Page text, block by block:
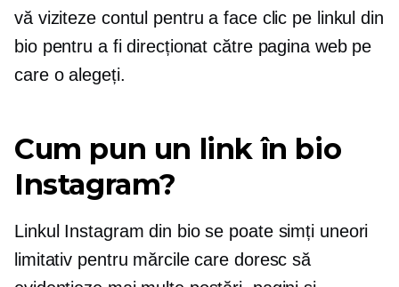
vă viziteze contul pentru a face clic pe linkul din
bio pentru a fi direcționat către pagina web pe
care o alegeți.
Cum pun un link în bio
Instagram?
Linkul Instagram din bio se poate simți uneori
limitativ pentru mărcile care doresc să